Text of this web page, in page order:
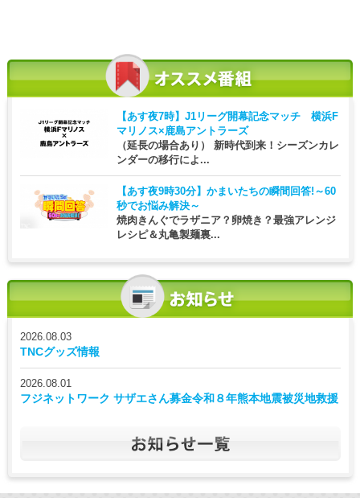
【あす夜7時】 J1リーグ開幕記念マッチ 横浜F
マリノス×鹿島アントラーズ
（延長の場合あり） 新時代到来！シーズンカレ
ンダーの移行によ...
【あす夜9時30分】 かまいたちの瞬間回答!～60
秒でお悩み解決～
焼肉きんぐでラザニア？卵焼き？最強アレンジ
レシピ＆丸亀製麺裏...
2026.08.03
TNCグッズ情報
2026.08.01
フジネットワーク サザエさん募金令和８年熊本地震被災地救援